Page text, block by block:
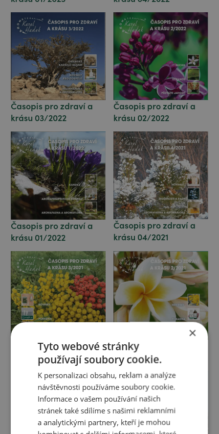
Časopis pro zdraví a
krásu 03/2022
Časopis pro zdraví a
krásu 02/2022
Časopis pro zdraví a
krásu 01/2022
Časopis pro zdraví a
krásu 04/2021
Časopis pro zdraví a
krásu 03/2021
Časopis pro zdraví a
krásu 02/2021
×
Tyto webové stránky
používají soubory cookie.
K personalizaci obsahu, reklam a analýze
návštěvnosti používáme soubory cookie.
Informace o vašem používání našich
stránek také sdílíme s našimi reklamními
a analytickými partnery, kteří je mohou